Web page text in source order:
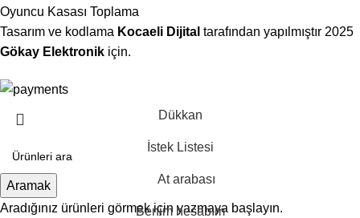
Oyuncu Kasası Toplama
Tasarım ve kodlama Kocaeli Dijital tarafından yapılmıştır 2025
Gökay Elektronik için.
Aramak
Aradığınız ürünleri görmek için yazmaya başlayın.
Dükkan
İstek Listesi
At arabası
Benim hesabım